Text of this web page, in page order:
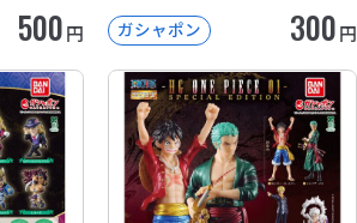
500円 ガシャポン 300円